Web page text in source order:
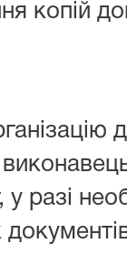
копій
разі